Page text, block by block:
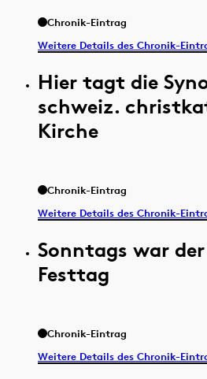
Chronik-Eintrag
Weitere Details des Chronik-
Hier tagt die
schweiz.
Kirche
Chronik-Eintrag
Weitere Details des Chronik-
Sonntags war
Festtag
Chronik-Eintrag
Weitere Details des Chronik-